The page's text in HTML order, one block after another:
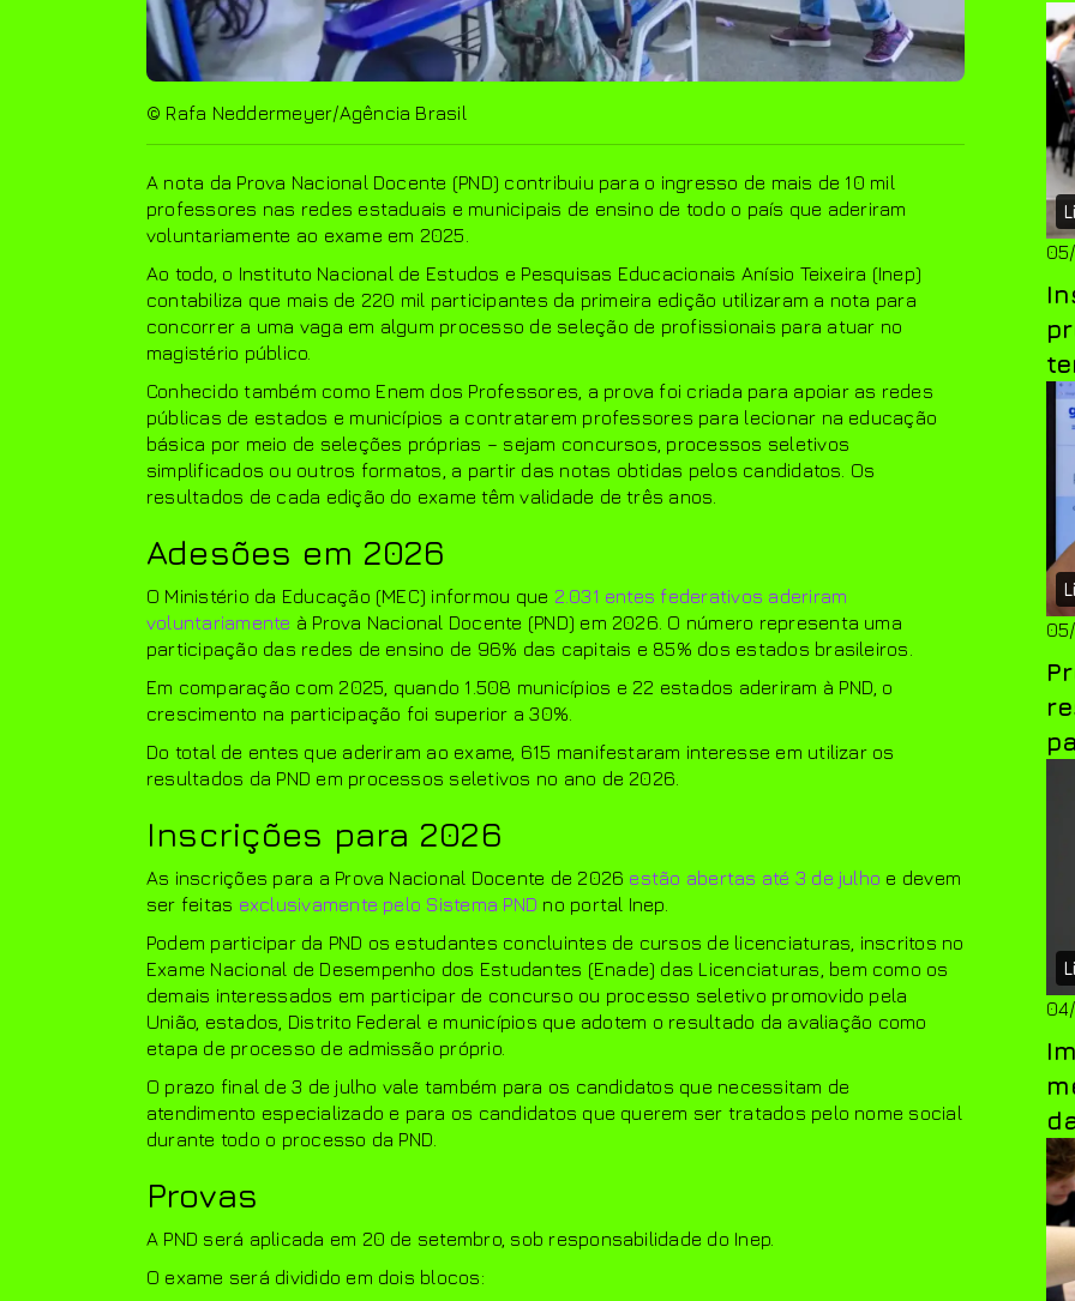
© Rafa Neddermeyer/Agência Brasil
A nota da Prova Nacional Docente (PND) contribuiu para o ingresso de mais de 10 mil
professores nas redes estaduais e municipais de ensino de todo o país que aderiram
voluntariamente ao exame em 2025.
Ao todo, o Instituto Nacional de Estudos e Pesquisas Educacionais Anísio Teixeira (Inep)
contabiliza que mais de 220 mil participantes da primeira edição utilizaram a nota para
concorrer a uma vaga em algum processo de seleção de profissionais para atuar no
magistério público.
Conhecido também como Enem dos Professores, a prova foi criada para apoiar as redes
públicas de estados e municípios a contratarem professores para lecionar na educação
básica por meio de seleções próprias – sejam concursos, processos seletivos
simplificados ou outros formatos, a partir das notas obtidas pelos candidatos. Os
resultados de cada edição do exame têm validade de três anos.
Adesões em 2026
O Ministério da Educação (MEC) informou que 2.031 entes federativos aderiram
voluntariamente à Prova Nacional Docente (PND) em 2026. O número representa uma
participação das redes de ensino de 96% das capitais e 85% dos estados brasileiros.​​
​Em comparação com 2025, quando 1.508 municípios e 22 estados aderiram à PND, o
crescimento na participação foi superior a 30%.
Do total de entes que aderiram ao exame, 615 manifestaram interesse em utilizar os
resultados da PND em processos seletivos no ano de 2026.
Inscrições para 2026
As inscrições para a Prova Nacional Docente de 2026 estão abertas até 3 de julho e devem
ser feitas exclusivamente pelo Sistema PND no portal Inep.
Podem participar da PND os estudantes concluintes de cursos de licenciaturas, inscritos no
Exame Nacional de Desempenho dos Estudantes (Enade) das Licenciaturas, bem como os
demais interessados em participar de concurso ou processo seletivo promovido pela
União, estados, Distrito Federal e municípios que adotem o resultado da avaliação como
etapa de processo de admissão próprio.
O prazo final de 3 de julho vale também para os candidatos que necessitam de
atendimento especializado e para os candidatos que querem ser tratados pelo nome social
durante todo o processo da PND.
Provas
A PND será aplicada em 20 de setembro, sob responsabilidade do Inep.
O exame será dividido em dois blocos: